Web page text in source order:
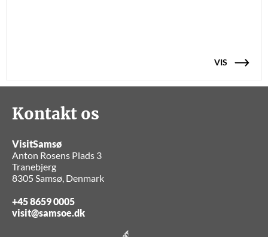
VIS
Kontakt os
VisitSamsø
Anton Rosens Plads 3
Tranebjerg
8305 Samsø, Denmark
+45 8659 0005
visit@samsoe.dk